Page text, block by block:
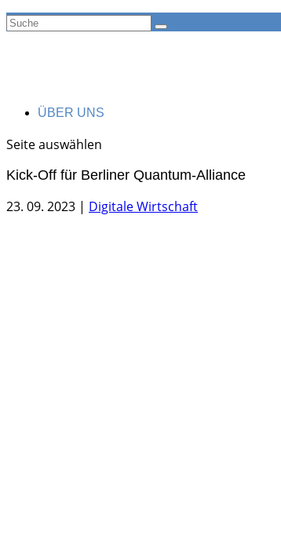
ÜBER UNS
Seite auswählen
Kick-Off für Berliner Quantum-Alliance
23. 09. 2023 | Digitale Wirtschaft